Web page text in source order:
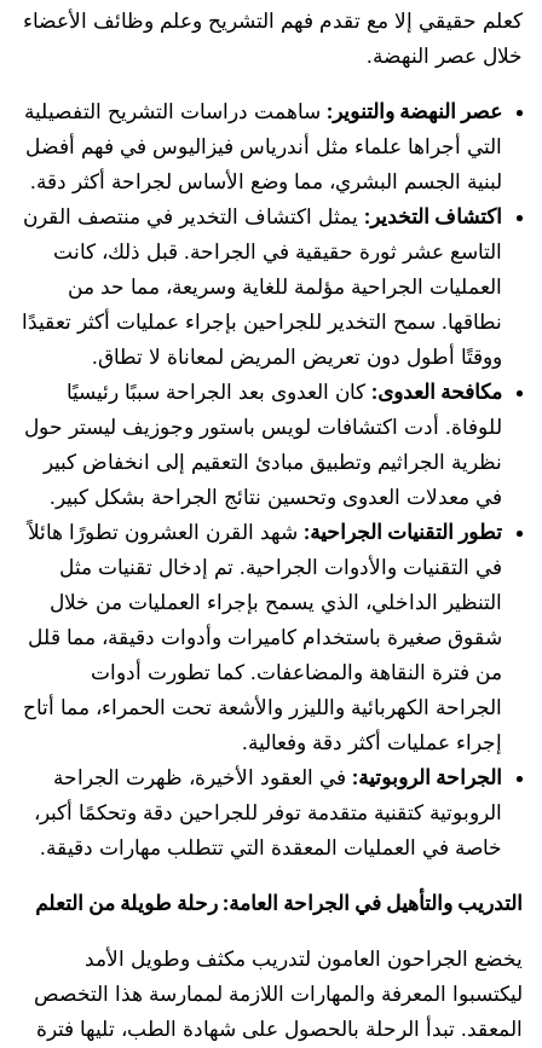
كعلم حقيقي إلا مع تقدم فهم التشريح وعلم وظائف الأعضاء
خلال عصر النهضة.
عصر النهضة والتنوير: ساهمت دراسات التشريح التفصيلية
التي أجراها علماء مثل أندرياس فيزاليوس في فهم أفضل
لبنية الجسم البشري، مما وضع الأساس لجراحة أكثر دقة.
اكتشاف التخدير: يمثل اكتشاف التخدير في منتصف القرن
التاسع عشر ثورة حقيقية في الجراحة. قبل ذلك، كانت
العمليات الجراحية مؤلمة للغاية وسريعة، مما حد من
نطاقها. سمح التخدير للجراحين بإجراء عمليات أكثر تعقيدًا
ووقتًا أطول دون تعريض المريض لمعاناة لا تطاق.
مكافحة العدوى: كان العدوى بعد الجراحة سببًا رئيسيًا
للوفاة. أدت اكتشافات لويس باستور وجوزيف ليستر حول
نظرية الجراثيم وتطبيق مبادئ التعقيم إلى انخفاض كبير
في معدلات العدوى وتحسين نتائج الجراحة بشكل كبير.
تطور التقنيات الجراحية: شهد القرن العشرون تطورًا هائلاً
في التقنيات والأدوات الجراحية. تم إدخال تقنيات مثل
التنظير الداخلي، الذي يسمح بإجراء العمليات من خلال
شقوق صغيرة باستخدام كاميرات وأدوات دقيقة، مما قلل
من فترة النقاهة والمضاعفات. كما تطورت أدوات
الجراحة الكهربائية والليزر والأشعة تحت الحمراء، مما أتاح
إجراء عمليات أكثر دقة وفعالية.
الجراحة الروبوتية: في العقود الأخيرة، ظهرت الجراحة
الروبوتية كتقنية متقدمة توفر للجراحين دقة وتحكمًا أكبر،
خاصة في العمليات المعقدة التي تتطلب مهارات دقيقة.
التدريب والتأهيل في الجراحة العامة: رحلة طويلة من التعلم
يخضع الجراحون العامون لتدريب مكثف وطويل الأمد
ليكتسبوا المعرفة والمهارات اللازمة لممارسة هذا التخصص
المعقد. تبدأ الرحلة بالحصول على شهادة الطب، تليها فترة